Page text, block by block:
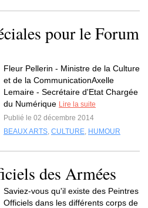
pour le Forum
Fleur Pellerin - Ministre de la Culture
et de la CommunicationAxelle
Lemaire - Secrétaire d'Etat Chargée
du Numérique Lire la suite
Publié le 02 décembre 2014
BEAUX ARTS, CULTURE, HUMOUR
des Armées
Saviez-vous qu'il existe des Peintres
Officiels dans les différents corps de